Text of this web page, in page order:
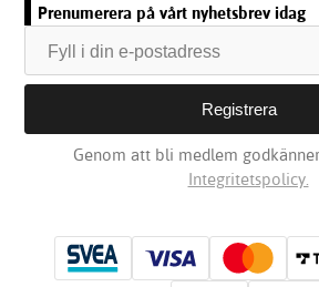
Prenumerera på vårt nyhetsbrev idag
Genom att bli medlem
Integritetspolicy.